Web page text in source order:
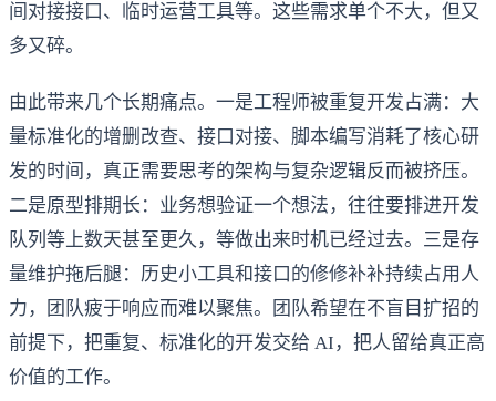
间对接接口、临时运营工具等。这些需求单个不大，但又
多又碎。
由此带来几个长期痛点。一是工程师被重复开发占满：大
量标准化的增删改查、接口对接、脚本编写消耗了核心研
发的时间，真正需要思考的架构与复杂逻辑反而被挤压。
二是原型排期长：业务想验证一个想法，往往要排进开发
队列等上数天甚至更久，等做出来时机已经过去。三是存
量维护拖后腿：历史小工具和接口的修修补补持续占用人
力，团队疲于响应而难以聚焦。团队希望在不盲目扩招的
前提下，把重复、标准化的开发交给 AI，把人留给真正高
价值的工作。